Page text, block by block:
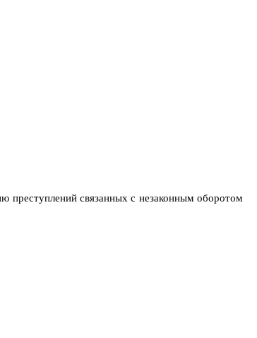
преступлений связанных с незаконным оборотом